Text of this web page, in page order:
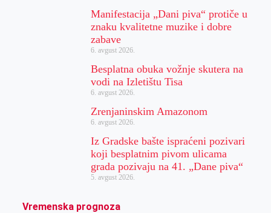
Manifestacija „Dani piva“ protiče u
znaku kvalitetne muzike i dobre
zabave
6. avgust 2026.
Besplatna obuka vožnje skutera na
vodi na Izletištu Tisa
6. avgust 2026.
Zrenjaninskim Amazonom
6. avgust 2026.
Iz Gradske bašte ispraćeni pozivari
koji besplatnim pivom ulicama
grada pozivaju na 41. „Dane piva“
5. avgust 2026.
Vremenska prognoza